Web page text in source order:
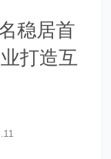
稳居首
打造互